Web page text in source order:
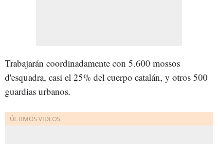
Trabajarán coordinadamente con 5.600 mossos
d'esquadra, casi el 25% del cuerpo catalán, y otros 500
guardias urbanos.